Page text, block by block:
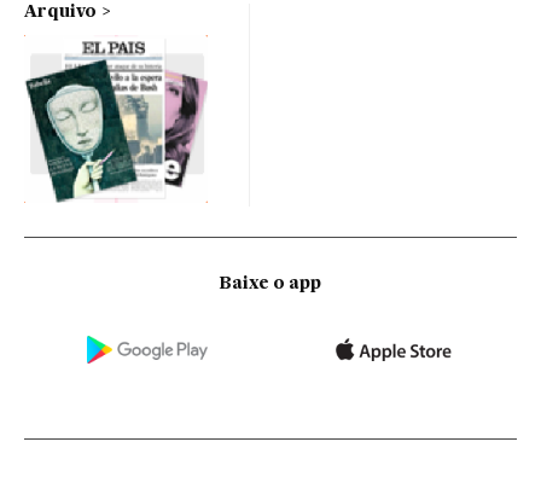
Arquivo
Baixe o app